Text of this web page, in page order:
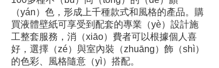
（yán）色，形成上千種款式和風格的產品。購
買液體壁紙可享受到配套的專業（yè）設計施
工整套服務，消（xiāo）費者可以根據個人喜
好，選擇（zé）與室內裝（zhuāng）飾（shì）
的色彩、風格隨意（yì）搭配。